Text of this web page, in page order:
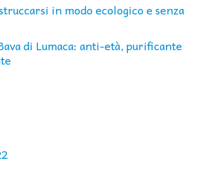
in modo ecologico e senza
di Lumaca: anti-età, purificante